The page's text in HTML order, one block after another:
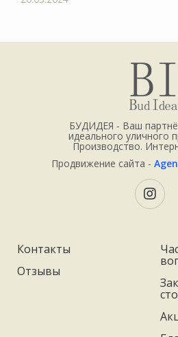
БУДИДЕЯ - Ваш
идеального уличного
Производство.
Продвижение сайта -
Контакты
Отзывы